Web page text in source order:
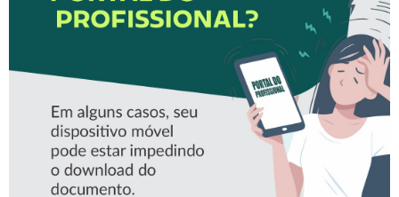
ORIENTAÇÕES PARA BAIXAR
BOLETOS PELO PORTAL DO
PROFISSIONAL